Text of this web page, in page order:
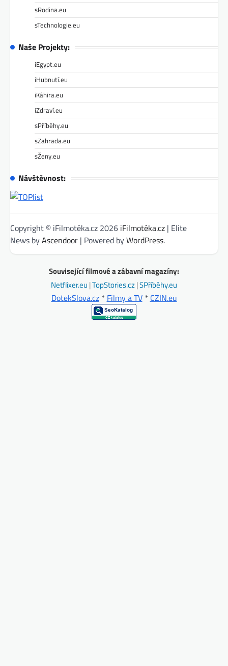
sRodina.eu
sTechnologie.eu
Naše Projekty:
iEgypt.eu
iHubnutí.eu
iKáhira.eu
iZdraví.eu
sPříběhy.eu
sZahrada.eu
sŽeny.eu
Návštěvnost:
Copyright © iFilmotéka.cz 2026 iFilmotéka.cz | Elite
News byAscendoor | Powered byWordPress.
Související filmové a zábavní magazíny:
Netflixer.eu |TopStories.cz|SPříběhy.eu
DotekSlova.cz* Filmy a TV* CZIN.eu